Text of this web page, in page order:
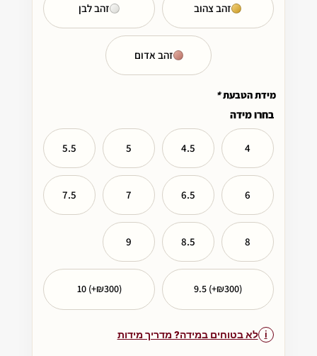
זהב צהוב זהב לבן
זהב אדום
מידת הטבעת*
בחרו מידה
4
4.5
5
5.5
6
6.5
7
7.5
8
8.5
9
9.5 (+₪300)
10 (+₪300)
לא בטוחים במידה? מדריך מידות